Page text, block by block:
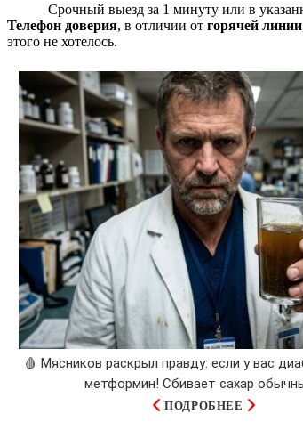
Срочный выезд за 1 минуту или в
Телефон доверия, в отличии от горячей линии
этого не хотелось.
🩸 Мясников раскрыл правду: если у вас
метформин! Сбивает сахар
ПОДРОБНЕЕ